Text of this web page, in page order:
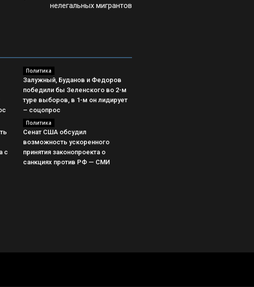
нелегальных мигрантов
Политика
Залужный, Буданов и Федоров
победили бы Зеленского во 2-м
туре выборов, в 1-м он лидирует
– соцопрос
с
Политика
Сенат США обсудил
возможность ускоренного
принятия законопроекта о
санкциях против РФ — СМИ